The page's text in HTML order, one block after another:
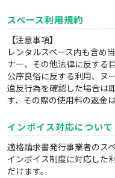
スペース利用規約
【注意事項】
レンタルスペース内も含め
ナー、その他法律に反する
公序良俗に反する利用、ヌ
違反行為を確認した場合は
す、その際の使用料の返金
インボイス対応について
適格請求書発行事業者のスペ
インボイス制度に対応した
だけます。